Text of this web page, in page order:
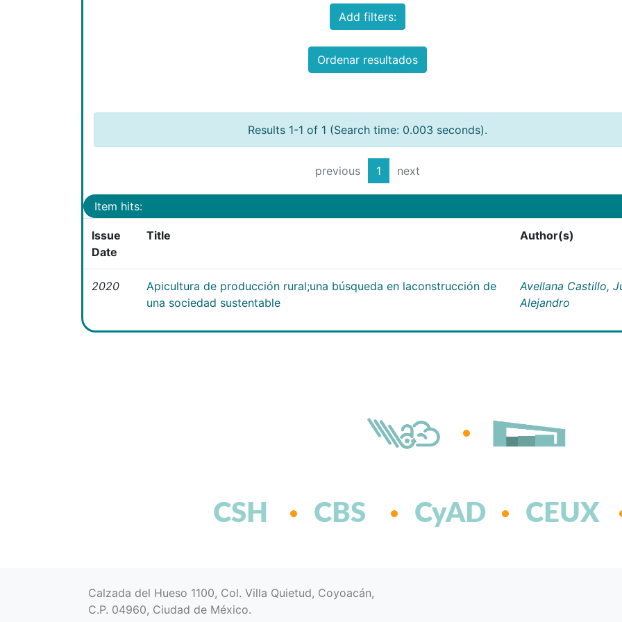
Add filters:
Ordenar resultados
Results 1-1 of 1 (Search time: 0.003 seconds).
previous 1 next
Item hits:
Issue
Date
Title Author(s)
2020
Apicultura de producción rural;una búsqueda en laconstrucción de
una sociedad sustentable
Avellana Castillo,
Alejandro
CSH CBS CyAD CEUX
Calzada del Hueso 1100, Col. Villa Quietud, Coyoacán,
C.P. 04960, Ciudad de México.